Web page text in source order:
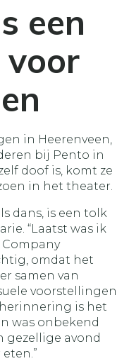
een
in Heerenveen,
bij Pento in
doof is, komt ze
in het theater.
dans, is een tolk
“Laatst was ik
omdat het
samen van
voorstellingen
is het
was onbekend
gezellige avond